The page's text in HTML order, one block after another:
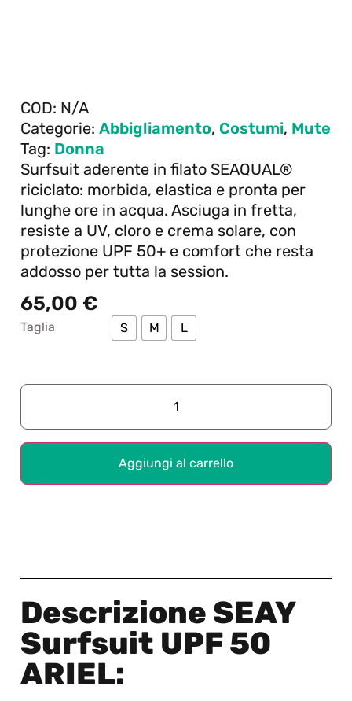
COD: N/A
Categorie: Abbigliamento, Costumi, Mute
Tag: Donna
Surfsuit aderente in filato SEAQUAL®
riciclato: morbida, elastica e pronta per
lunghe ore in acqua. Asciuga in fretta,
resiste a UV, cloro e crema solare, con
protezione UPF 50+ e comfort che resta
addosso per tutta la session.
65,00 €
Taglia S M L
Aggiungi al carrello
Descrizione SEAY
Surfsuit UPF 50
ARIEL: